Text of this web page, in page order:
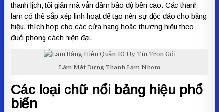
thanh lịch, tối giản mà vẫn đảm bảo độ bền cao. Các thanh
lam có thể sắp xếp linh hoạt để tạo nên sự độc đáo cho bảng
hiệu, thích hợp cho các cửa hàng hoặc thương hiệu theo
đuổi phong cách hiện đại.
Làm Mặt Dựng Thanh Lam Nhôm
Các loại chữ nổi bảng hiệu phổ
biến